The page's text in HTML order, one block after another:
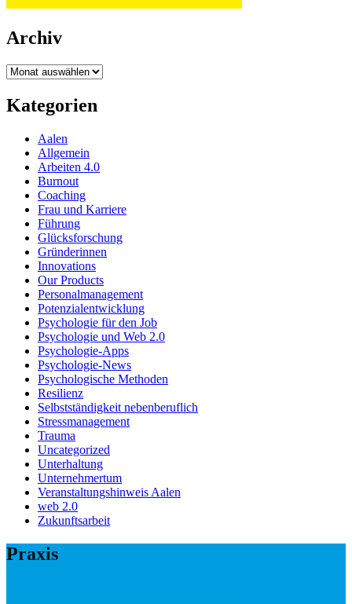
Archiv
Archiv
Kategorien
Aalen
Allgemein
Arbeiten 4.0
Burnout
Coaching
Frau und Karriere
Führung
Glücksforschung
Gründerinnen
Innovations
Our Products
Personalmanagement
Potenzialentwicklung
Psychologie für den Job
Psychologie und Web 2.0
Psychologie-Apps
Psychologie-News
Psychologische Methoden
Resilienz
Selbstständigkeit nebenberuflich
Stressmanagement
Trauma
Uncategorized
Unterhaltung
Unternehmertum
Veranstaltungshinweis Aalen
web 2.0
Zukunftsarbeit
Praxis